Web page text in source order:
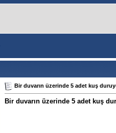
Bir duvarın üzerinde 5 adet kuş
Bir duvarın üzerinde 5 adet kuş